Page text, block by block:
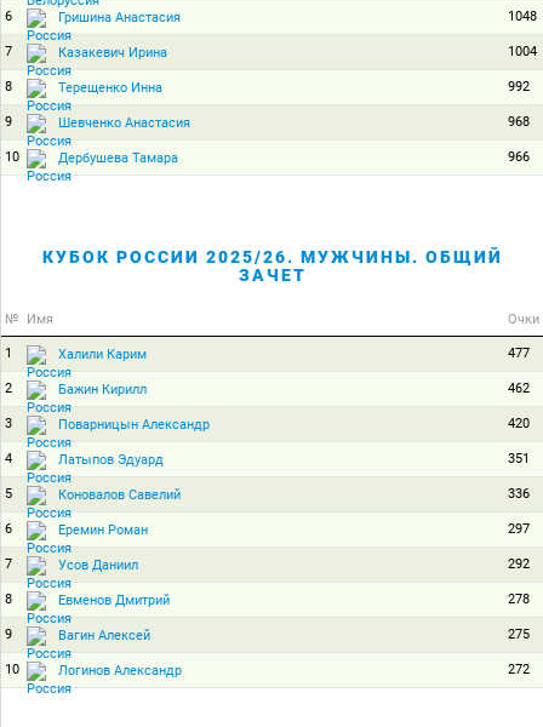
6 Гришина Анастасия 1048
7 Казакевич Ирина 1004
8 Терещенко Инна 992
9 Шевченко Анастасия 968
10 Дербушева Тамара 966
КУБОК РОССИИ 2025/26. МУЖЧИНЫ. ОБЩИЙ
ЗАЧЕТ
№ Имя Очки
1 Халили Карим 477
2 Бажин Кирилл 462
3 Поварницын Александр 420
4 Латыпов Эдуард 351
5 Коновалов Савелий 336
6 Еремин Роман 297
7 Усов Даниил 292
8 Евменов Дмитрий 278
9 Вагин Алексей 275
10 Логинов Александр 272